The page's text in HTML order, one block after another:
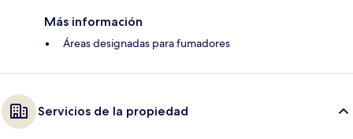
Más información
Áreas designadas para fumadores
Servicios de la propiedad